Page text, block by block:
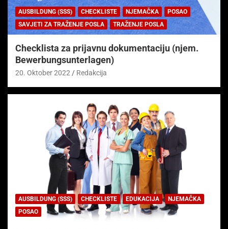
AUSBILDUNG (SSS) CHECKLISTE NJEMAČKA
POSAO
SAVJETI ZA TRAŽENJE POSLA
TRAŽENJE POSLA
Checklista za prijavnu dokumentaciju (njem.
Bewerbungsunterlagen)
20. Oktober 2022 Redakcija
AUSBILDUNG (SSS) CHECKLISTE EDUKACIJA
NJEMAČKA
POSAO